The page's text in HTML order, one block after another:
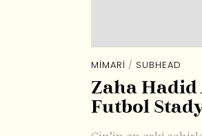
MIMARI / SUBHEAD
Zaha Hadid
Futbol